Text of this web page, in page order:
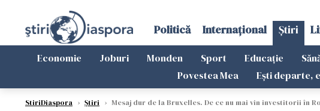
Politică Internațional Știri
Economie Joburi Monden Sport Educație
Povestea Mea
Ești departe,
StiriDiaspora › Știri › Mesaj dur de la Bruxelles. De ce nu mai vin investitorii în